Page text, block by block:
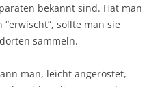
bekannt sind. Hat man
sollte man sie
sammeln.
man, leicht angeröstet,